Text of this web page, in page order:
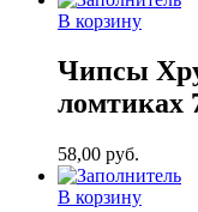
В корзину
Чипсы
ломтиках
58,00 руб.
В корзину